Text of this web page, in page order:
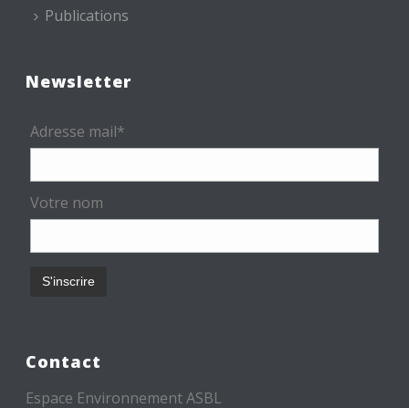
Publications
Newsletter
Adresse mail*
Votre nom
Contact
Espace Environnement ASBL